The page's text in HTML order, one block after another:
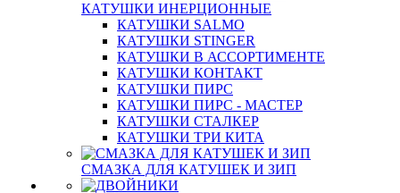
КАТУШКИ ИНЕРЦИОННЫЕ
КАТУШКИ SALMO
КАТУШКИ STINGER
КАТУШКИ В АССОРТИМЕНТЕ
КАТУШКИ КОНТАКТ
КАТУШКИ ПИРС
КАТУШКИ ПИРС - МАСТЕР
КАТУШКИ СТАЛКЕР
КАТУШКИ ТРИ КИТА
СМАЗКА ДЛЯ КАТУШЕК И ЗИП